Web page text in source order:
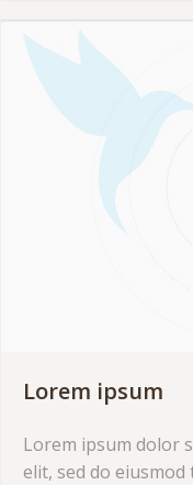
Lorem ipsum
Lorem ipsum dolor
elit, sed do